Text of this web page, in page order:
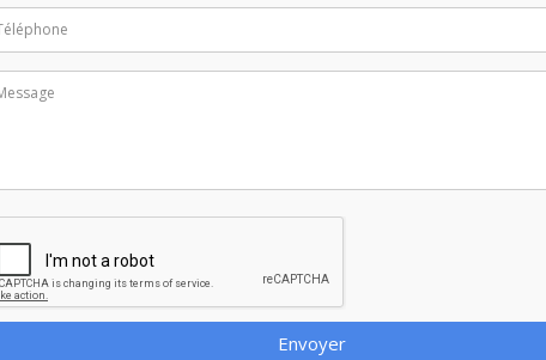
Envoyer